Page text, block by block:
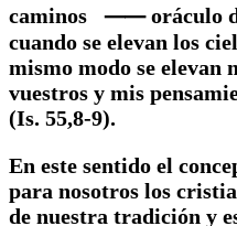
caminos ⸺ oráculo
cuando se elevan los
mismo modo se elevan
vuestros y mis
(Is. 55,8-9).
En este sentido el
para nosotros los
de nuestra tradición y